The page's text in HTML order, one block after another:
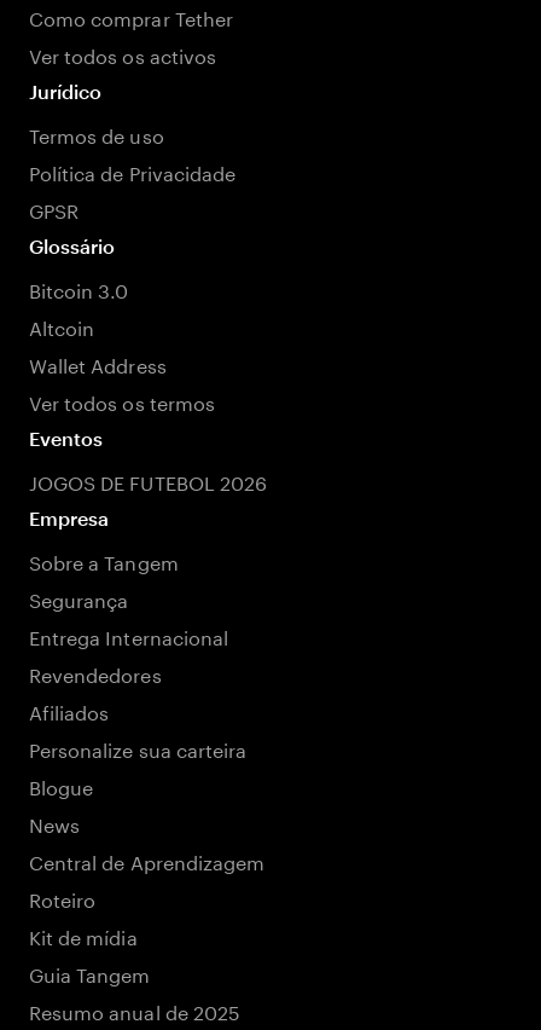
Como comprar Tether
Ver todos os activos
Jurídico
Termos de uso
Política de Privacidade
GPSR
Glossário
Bitcoin 3.0
Altcoin
Wallet Address
Ver todos os termos
Eventos
JOGOS DE FUTEBOL 2026
Empresa
Sobre a Tangem
Segurança
Entrega Internacional
Revendedores
Afiliados
Personalize sua carteira
Blogue
News
Central de Aprendizagem
Roteiro
Kit de mídia
Guia Tangem
Resumo anual de 2025